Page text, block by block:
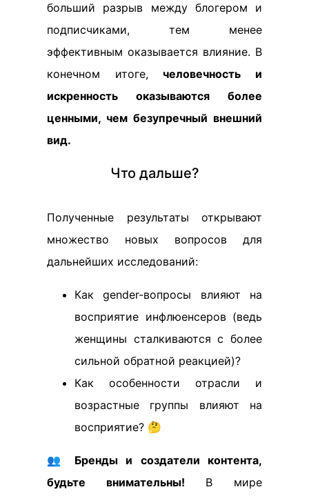
больший разрыв между блогером и
подписчиками, тем менее
эффективным оказывается влияние. В
конечном итоге, человечность и
искренность оказываются более
ценными, чем безупречный внешний
вид.
Что дальше?
Полученные результаты открывают
множество новых вопросов для
дальнейших исследований:
Как gender-вопросы влияют на
восприятие инфлюенсеров (ведь
женщины сталкиваются с более
сильной обратной реакцией)?
Как особенности отрасли и
возрастные группы влияют на
восприятие? 🤔
👥 Бренды и создатели контента,
будьте внимательны! В мире